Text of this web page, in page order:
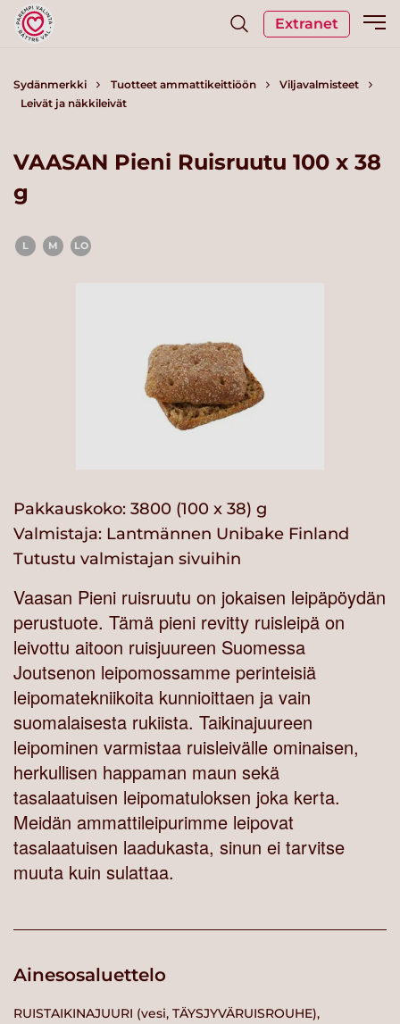
Extranet
Sydänmerkki Tuotteet ammattikeittiöön
Viljavalmisteet
Leivät ja näkkileivät
VAASAN Pieni Ruisruutu 100 x 38
g
L M LO
Pakkauskoko: 3800 (100 x 38) g
Valmistaja: Lantmännen Unibake Finland
Tutustu valmistajan sivuihin
Vaasan Pieni ruisruutu on jokaisen leipäpöydän
perustuote. Tämä pieni revitty ruisleipä on
leivottu aitoon ruisjuureen Suomessa
Joutsenon leipomossamme perinteisiä
leipomatekniikoita kunnioittaen ja vain
suomalaisesta rukiista. Taikinajuureen
leipominen varmistaa ruisleivälle ominaisen,
herkullisen happaman maun sekä
tasalaatuisen leipomatuloksen joka kerta.
Meidän ammattileipurimme leipovat
tasalaatuisen laadukasta, sinun ei tarvitse
muuta kuin sulattaa.
Ainesosaluettelo
RUISTAIKINAJUURI (vesi, TÄYSJYVÄRUISROUHE),